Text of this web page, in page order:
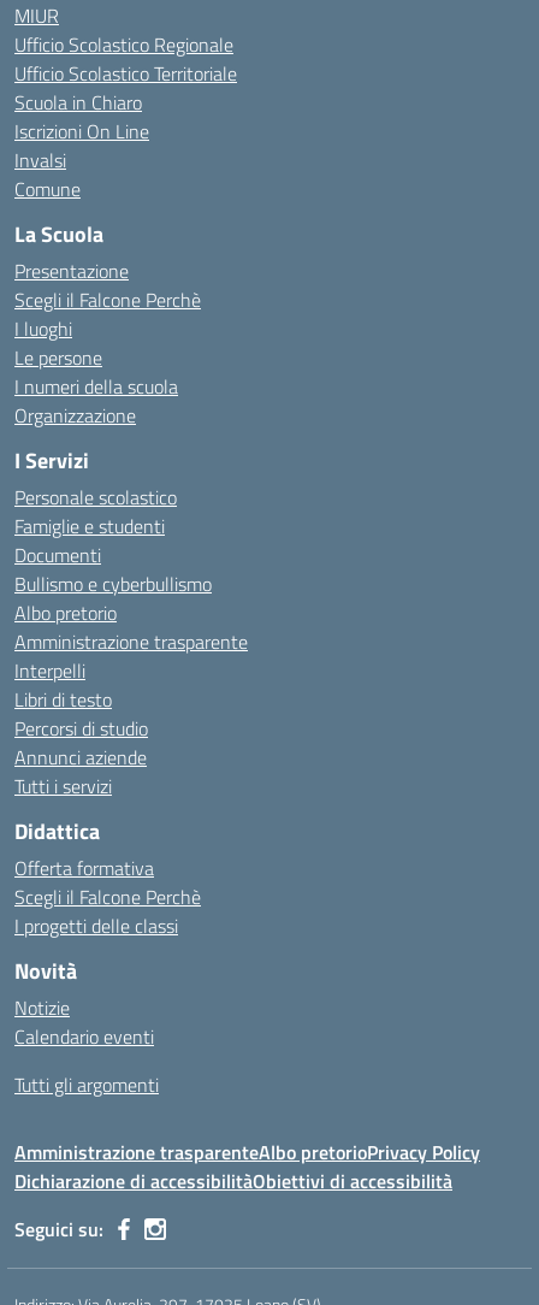
MIUR
Ufficio Scolastico Regionale
Ufficio Scolastico Territoriale
Scuola in Chiaro
Iscrizioni On Line
Invalsi
Comune
La Scuola
Presentazione
Scegli il Falcone Perchè
I luoghi
Le persone
I numeri della scuola
Organizzazione
I Servizi
Personale scolastico
Famiglie e studenti
Documenti
Bullismo e cyberbullismo
Albo pretorio
Amministrazione trasparente
Interpelli
Libri di testo
Percorsi di studio
Annunci aziende
Tutti i servizi
Didattica
Offerta formativa
Scegli il Falcone Perchè
I progetti delle classi
Novità
Notizie
Calendario eventi
Tutti gli argomenti
Amministrazione trasparenteAlbo pretorioPrivacy Policy
Dichiarazione di accessibilitàObiettivi di accessibilità
Seguici su: